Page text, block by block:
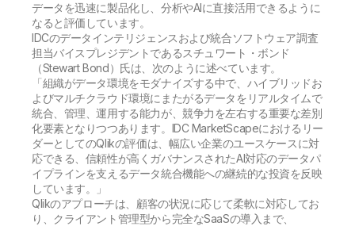
データを迅速に製品化し、分析やAIに直接活用できるように
なると評価しています。
IDCのデータインテリジェンスおよび統合ソフトウェア調査
担当バイスプレジデントであるスチュワート・ボンド
（Stewart Bond）氏は、次のように述べています。
「組織がデータ環境をモダナイズする中で、ハイブリッドお
よびマルチクラウド環境にまたがるデータをリアルタイムで
統合、管理、運用する能力が、競争力を左右する重要な差別
化要素となりつつあります。IDC MarketScapeにおけるリー
ダーとしてのQlikの評価は、幅広い企業のユースケースに対
応できる、信頼性が高くガバナンスされたAI対応のデータパ
イプラインを支えるデータ統合機能への継続的な投資を反映
しています。」
Qlikのアプローチは、顧客の状況に応じて柔軟に対応してお
り、クライアント管理型から完全なSaaSの導入まで、